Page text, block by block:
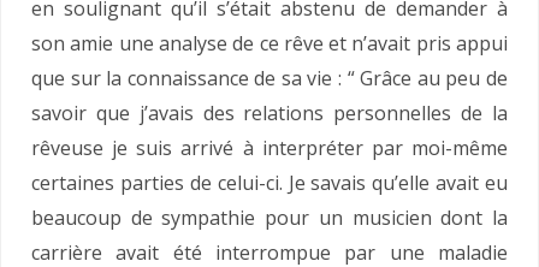
en soulignant qu’il s’était abstenu de demander à
son amie une analyse de ce rêve et n’avait pris appui
que sur la connaissance de sa vie : “ Grâce au peu de
savoir que j’avais des relations personnelles de la
rêveuse je suis arrivé à interpréter par moi-même
certaines parties de celui-ci. Je savais qu’elle avait eu
beaucoup de sympathie pour un musicien dont la
carrière avait été interrompue par une maladie